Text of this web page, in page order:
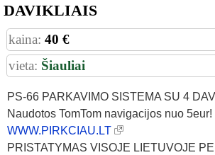
DAVIKLIAIS
kaina: 40 €
vieta: Šiauliai
PS-66 PARKAVIMO SISTEMA SU 4
Naudotos TomTom navigacijos nuo 5eur!
WWW.PIRKCIAU.LT
PRISTATYMAS VISOJE LIETUVOJE